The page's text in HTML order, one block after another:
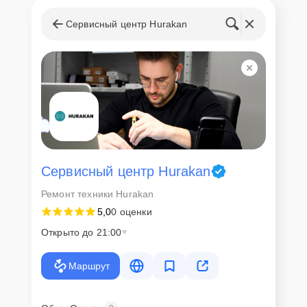
запчастей
Для всех клиентов действуют демократичные и фиксированные
цены. Конечная стоимость работ обсуждается с клиентом и не в
коем случае не может измениться в процессе работ. Сервис не
навязывает клиентам дополнительные услуги и не
предусматривает скрытые платежи. Рассчитать предварительную
стоимость ремонта можно с помощью нашегоКалькулятора
Скорость диагностики и
ремонта
Наша компания ценит время клиентов и понимает важность
оперативного решения любых вопросов. В среднем, ремонт
клиент сможет забрать свой гаджет в этот же день. При
Внимание! Устройство отправляется на ремонт только после
согласования вариантов запчастей и стоимости ремонта с
Сервисный центр Hurakan
Сервисный центр Hurakan
Ремонт техники Hurakan
5,00 оценки
Открыто до 21:00
Маршрут